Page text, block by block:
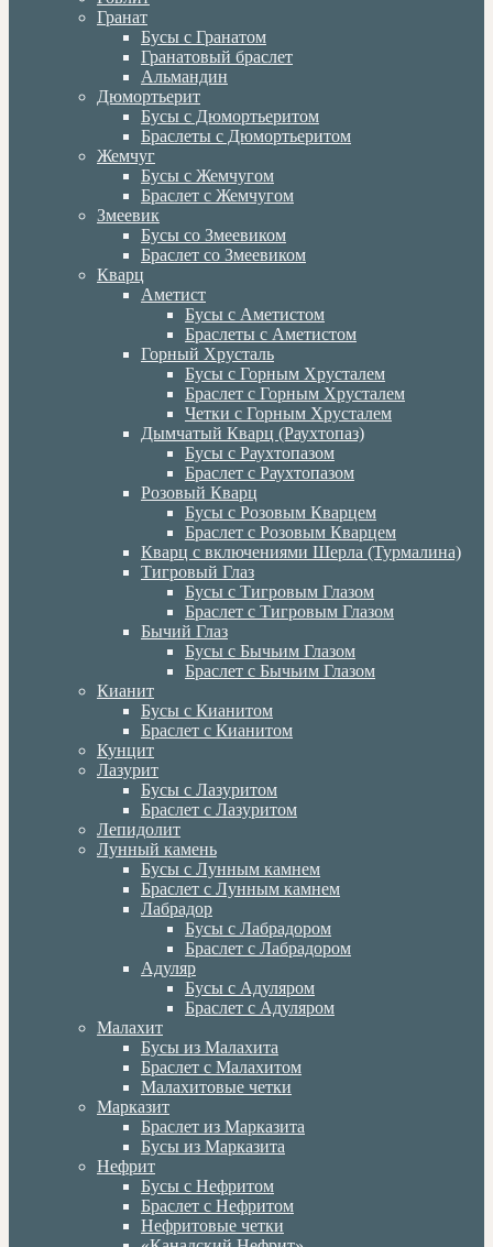
Гранат
Бусы с Гранатом
Гранатовый браслет
Альмандин
Дюмортьерит
Бусы с Дюмортьеритом
Браслеты с Дюмортьеритом
Жемчуг
Бусы с Жемчугом
Браслет с Жемчугом
Змеевик
Бусы со Змеевиком
Браслет со Змеевиком
Кварц
Аметист
Бусы с Аметистом
Браслеты с Аметистом
Горный Хрусталь
Бусы с Горным Хрусталем
Браслет с Горным Хрусталем
Четки с Горным Хрусталем
Дымчатый Кварц (Раухтопаз)
Бусы с Раухтопазом
Браслет с Раухтопазом
Розовый Кварц
Бусы с Розовым Кварцем
Браслет с Розовым Кварцем
Кварц с включениями Шерла (Турмалина)
Тигровый Глаз
Бусы с Тигровым Глазом
Браслет с Тигровым Глазом
Бычий Глаз
Бусы с Бычьим Глазом
Браслет с Бычьим Глазом
Кианит
Бусы с Кианитом
Браслет с Кианитом
Кунцит
Лазурит
Бусы с Лазуритом
Браслет с Лазуритом
Лепидолит
Лунный камень
Бусы с Лунным камнем
Браслет с Лунным камнем
Лабрадор
Бусы с Лабрадором
Браслет с Лабрадором
Адуляр
Бусы с Адуляром
Браслет с Адуляром
Малахит
Бусы из Малахита
Браслет с Малахитом
Малахитовые четки
Марказит
Браслет из Марказита
Бусы из Марказита
Нефрит
Бусы с Нефритом
Браслет с Нефритом
Нефритовые четки